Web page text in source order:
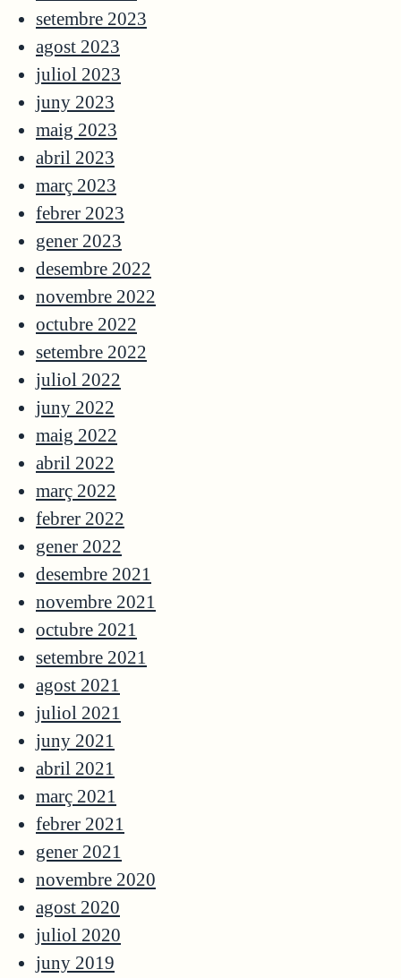
setembre 2023
agost 2023
juliol 2023
juny 2023
maig 2023
abril 2023
març 2023
febrer 2023
gener 2023
desembre 2022
novembre 2022
octubre 2022
setembre 2022
juliol 2022
juny 2022
maig 2022
abril 2022
març 2022
febrer 2022
gener 2022
desembre 2021
novembre 2021
octubre 2021
setembre 2021
agost 2021
juliol 2021
juny 2021
abril 2021
març 2021
febrer 2021
gener 2021
novembre 2020
agost 2020
juliol 2020
juny 2019